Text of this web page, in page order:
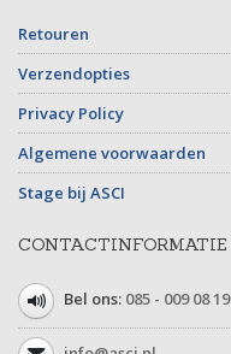
Retouren
Verzendopties
Privacy Policy
Algemene voorwaarden
Stage bij ASCI
CONTACTINFORMATIE
Bel ons: 085 - 009 08 19